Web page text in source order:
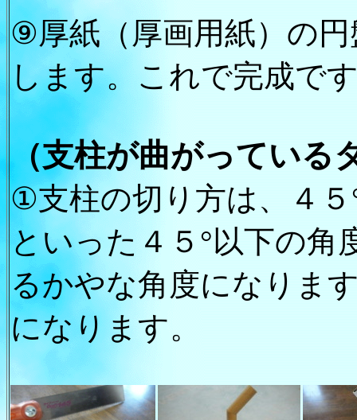
⑨厚紙（厚画用紙）の
します。これで完成で
（支柱が曲がっている
①支柱の切り方は、４５
といった４５°以下の
るかやな角度になりま
になります。